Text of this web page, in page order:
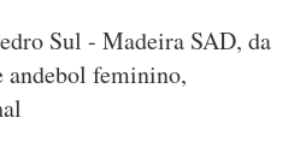
Sul - Madeira SAD, da
feminino,